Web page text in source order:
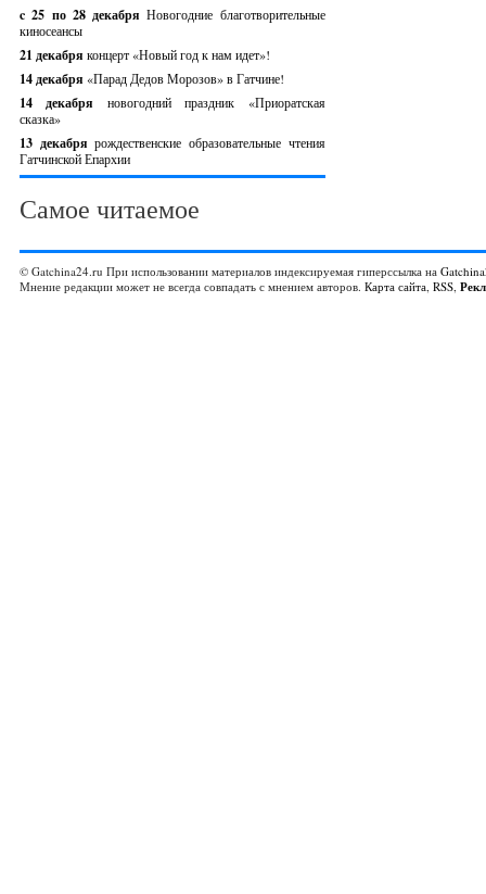
c 25 по 28 декабряНовогодние благотворительные
киносеансы
21 декабря концерт «Новый год к нам идет»!
14 декабря «Парад Дедов Морозов» в Гатчине!
14 декабря новогодний праздник «Приоратская
сказка»
13 декабрярождественские образовательные чтения
Гатчинской Епархии
Самое читаемое
© Gatchina24.ru При использовании материалов индексируемая гиперссылка на
Мнение редакции может не всегда совпадать с мнением авторов. Карта сайта, RSS,